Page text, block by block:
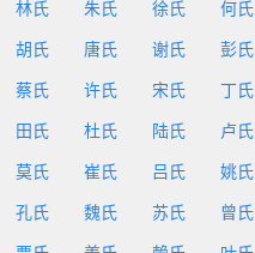
林氏 朱氏 徐氏 何氏
胡氏 唐氏 谢氏 彭氏
蔡氏 许氏 宋氏 丁氏
田氏 杜氏 陆氏 卢氏
莫氏 崔氏 吕氏 姚氏
孔氏 魏氏 苏氏 曾氏